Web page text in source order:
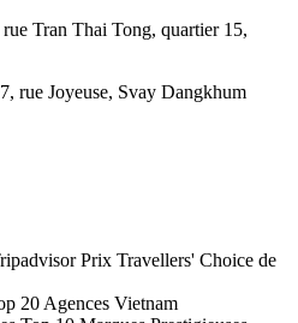
Tran Thai Tong, quartier 15,
rue Joyeuse, Svay Dangkhum
Prix Travellers' Choice de
20 Agences Vietnam